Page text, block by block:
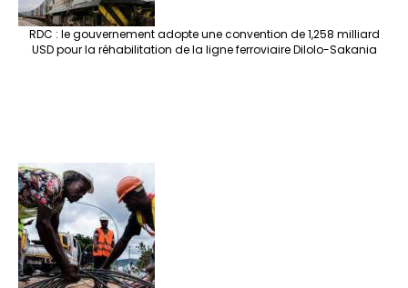
RDC : le gouvernement adopte une convention de 1,258 milliard
USD pour la réhabilitation de la ligne ferroviaire Dilolo-Sakania